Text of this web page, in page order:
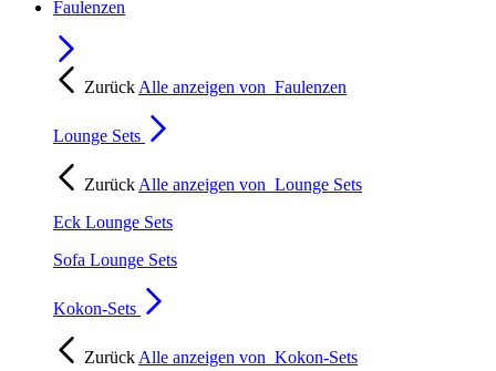
Faulenzen
Zurück Alle anzeigen von Faulenzen
Lounge Sets
Zurück Alle anzeigen von Lounge Sets
Eck Lounge Sets
Sofa Lounge Sets
Kokon-Sets
Zurück Alle anzeigen von Kokon-Sets